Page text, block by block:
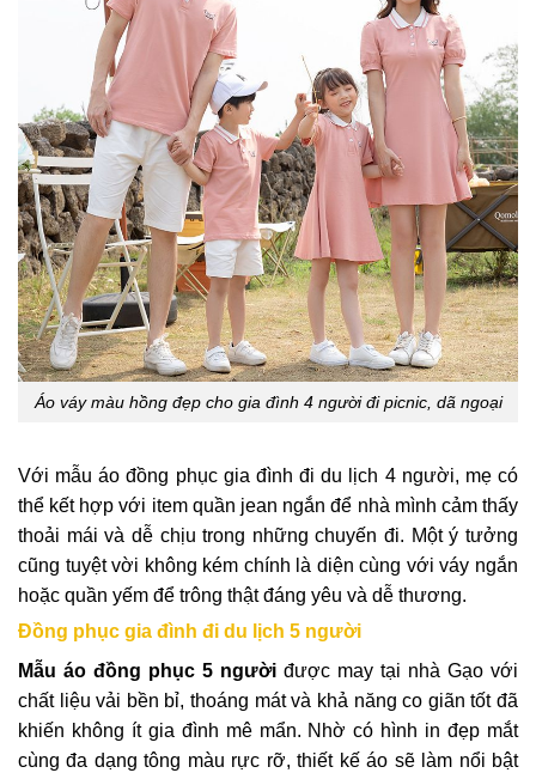
Áo váy màu hồng đẹp cho gia đình 4 người đi picnic, dã ngoại
Với mẫu áo đồng phục gia đình đi du lịch 4 người, mẹ có
thể kết hợp với item quần jean ngắn để nhà mình cảm thấy
thoải mái và dễ chịu trong những chuyến đi. Một ý tưởng
cũng tuyệt vời không kém chính là diện cùng với váy ngắn
hoặc quần yếm để trông thật đáng yêu và dễ thương.
Đồng phục gia đình đi du lịch 5 người
Mẫu áo đồng phục 5 người được may tại nhà Gạo với
chất liệu vải bền bỉ, thoáng mát và khả năng co giãn tốt đã
khiến không ít gia đình mê mẩn. Nhờ có hình in đẹp mắt
cùng đa dạng tông màu rực rỡ, thiết kế áo sẽ làm nổi bật